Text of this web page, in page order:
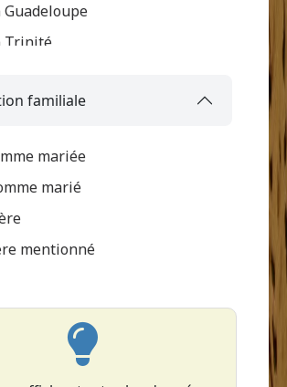
Guadeloupe
Trinité
François
Lorrain (Grand'Anse)
Marin
Prêcheur
Robert
Trois-Îlets
familiale
mariée
marié
mentionné